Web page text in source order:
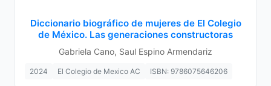
Diccionario biográfico de mujeres de El Colegio
de México. Las generaciones constructoras
Gabriela Cano, Saul Espino Armendariz
2024 El Colegio de Mexico AC ISBN: 9786075646206